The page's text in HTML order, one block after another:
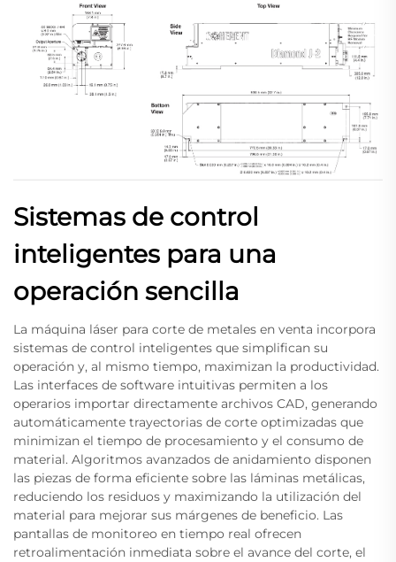
Sistemas de control
inteligentes para una
operación sencilla
La máquina láser para corte de metales en venta incorpora
sistemas de control inteligentes que simplifican su
operación y, al mismo tiempo, maximizan la productividad.
Las interfaces de software intuitivas permiten a los
operarios importar directamente archivos CAD, generando
automáticamente trayectorias de corte optimizadas que
minimizan el tiempo de procesamiento y el consumo de
material. Algoritmos avanzados de anidamiento disponen
las piezas de forma eficiente sobre las láminas metálicas,
reduciendo los residuos y maximizando la utilización del
material para mejorar sus márgenes de beneficio. Las
pantallas de monitoreo en tiempo real ofrecen
retroalimentación inmediata sobre el avance del corte, el